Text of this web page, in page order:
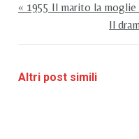
« 1955 Il marito la
Il
Altri post simili